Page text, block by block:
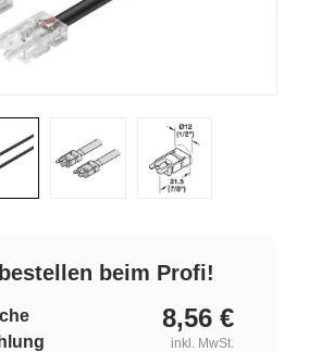
beim Profi!
8,56 €
inkl. MwSt.